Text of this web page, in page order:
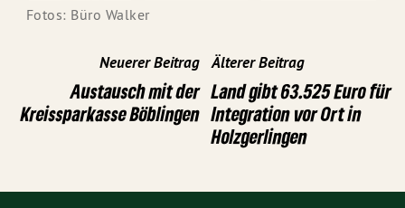
Fotos: Büro Walker
Neuerer Beitrag
Austausch mit der
Kreissparkasse Böblingen
Älterer Beitrag
Land gibt 63.525 Euro für
Integration vor Ort in
Holzgerlingen